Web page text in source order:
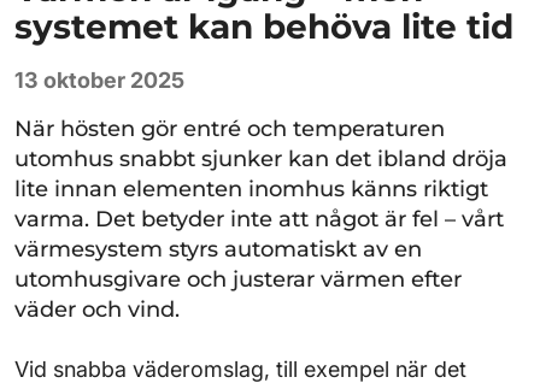
systemet kan behöva lite tid
13 oktober 2025
När hösten gör entré och temperaturen
utomhus snabbt sjunker kan det ibland dröja
lite innan elementen inomhus känns riktigt
varma. Det betyder inte att något är fel – vårt
värmesystem styrs automatiskt av en
utomhusgivare och justerar värmen efter
väder och vind.
Vid snabba väderomslag, till exempel när det